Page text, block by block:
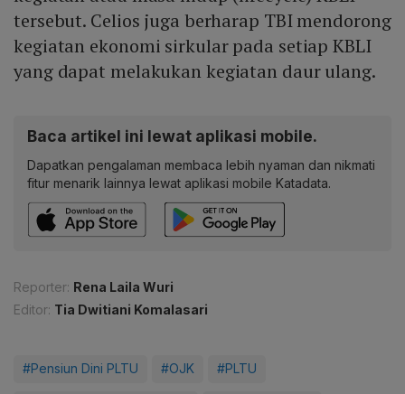
tersebut. Celios juga berharap TBI mendorong
kegiatan ekonomi sirkular pada setiap KBLI
yang dapat melakukan kegiatan daur ulang.
Baca artikel ini lewat aplikasi mobile.
Dapatkan pengalaman membaca lebih nyaman dan nikmati
fitur menarik lainnya lewat aplikasi mobile Katadata.
Reporter: Rena Laila Wuri
Editor: Tia Dwitiani Komalasari
#Pensiun Dini PLTU #OJK #PLTU